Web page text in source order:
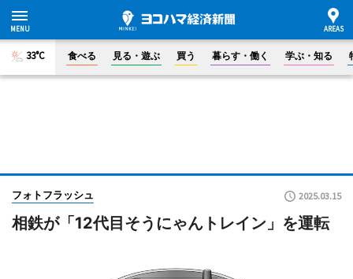
33°C 食べる 見る・遊ぶ 買う 暮らす・働く 学ぶ・知る
フォトフラッシュ 2025.03.15
相鉄が「12代目そうにゃんトレイン」を運転